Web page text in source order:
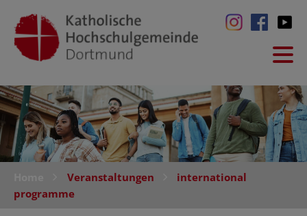
Veranstaltungen
international
programme